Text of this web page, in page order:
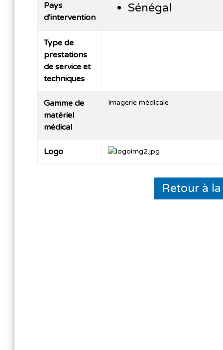
Pays
d'intervention
Sénégal
Type de
prestations
de service et
techniques
Gamme de
matériel
médical
Imagerie médicale
Logo
Retour à